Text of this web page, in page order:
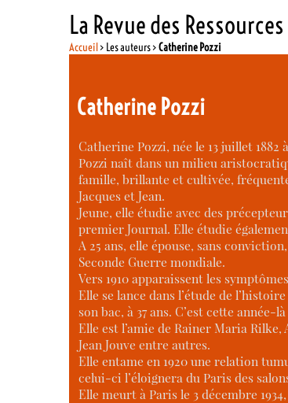
La Revue des Ressources
Accueil> Les auteurs >Catherine Pozzi
Catherine Pozzi
Catherine Pozzi, née le 13 juillet
Pozzi naît dans un milieu
famille, brillante et cultivée,
Jacques et Jean.
Jeune, elle étudie avec des
premier Journal. Elle étudie
A 25 ans, elle épouse, sans
Seconde Guerre mondiale.
Vers 1910 apparaissent les
Elle se lance dans l’étude de
son bac, à 37 ans. C’est cette
Elle est l’amie de Rainer Maria
Jean Jouve entre autres.
Elle entame en 1920 une relation
celui-ci l’éloignera du Paris des
Elle meurt à Paris le 3 décembre